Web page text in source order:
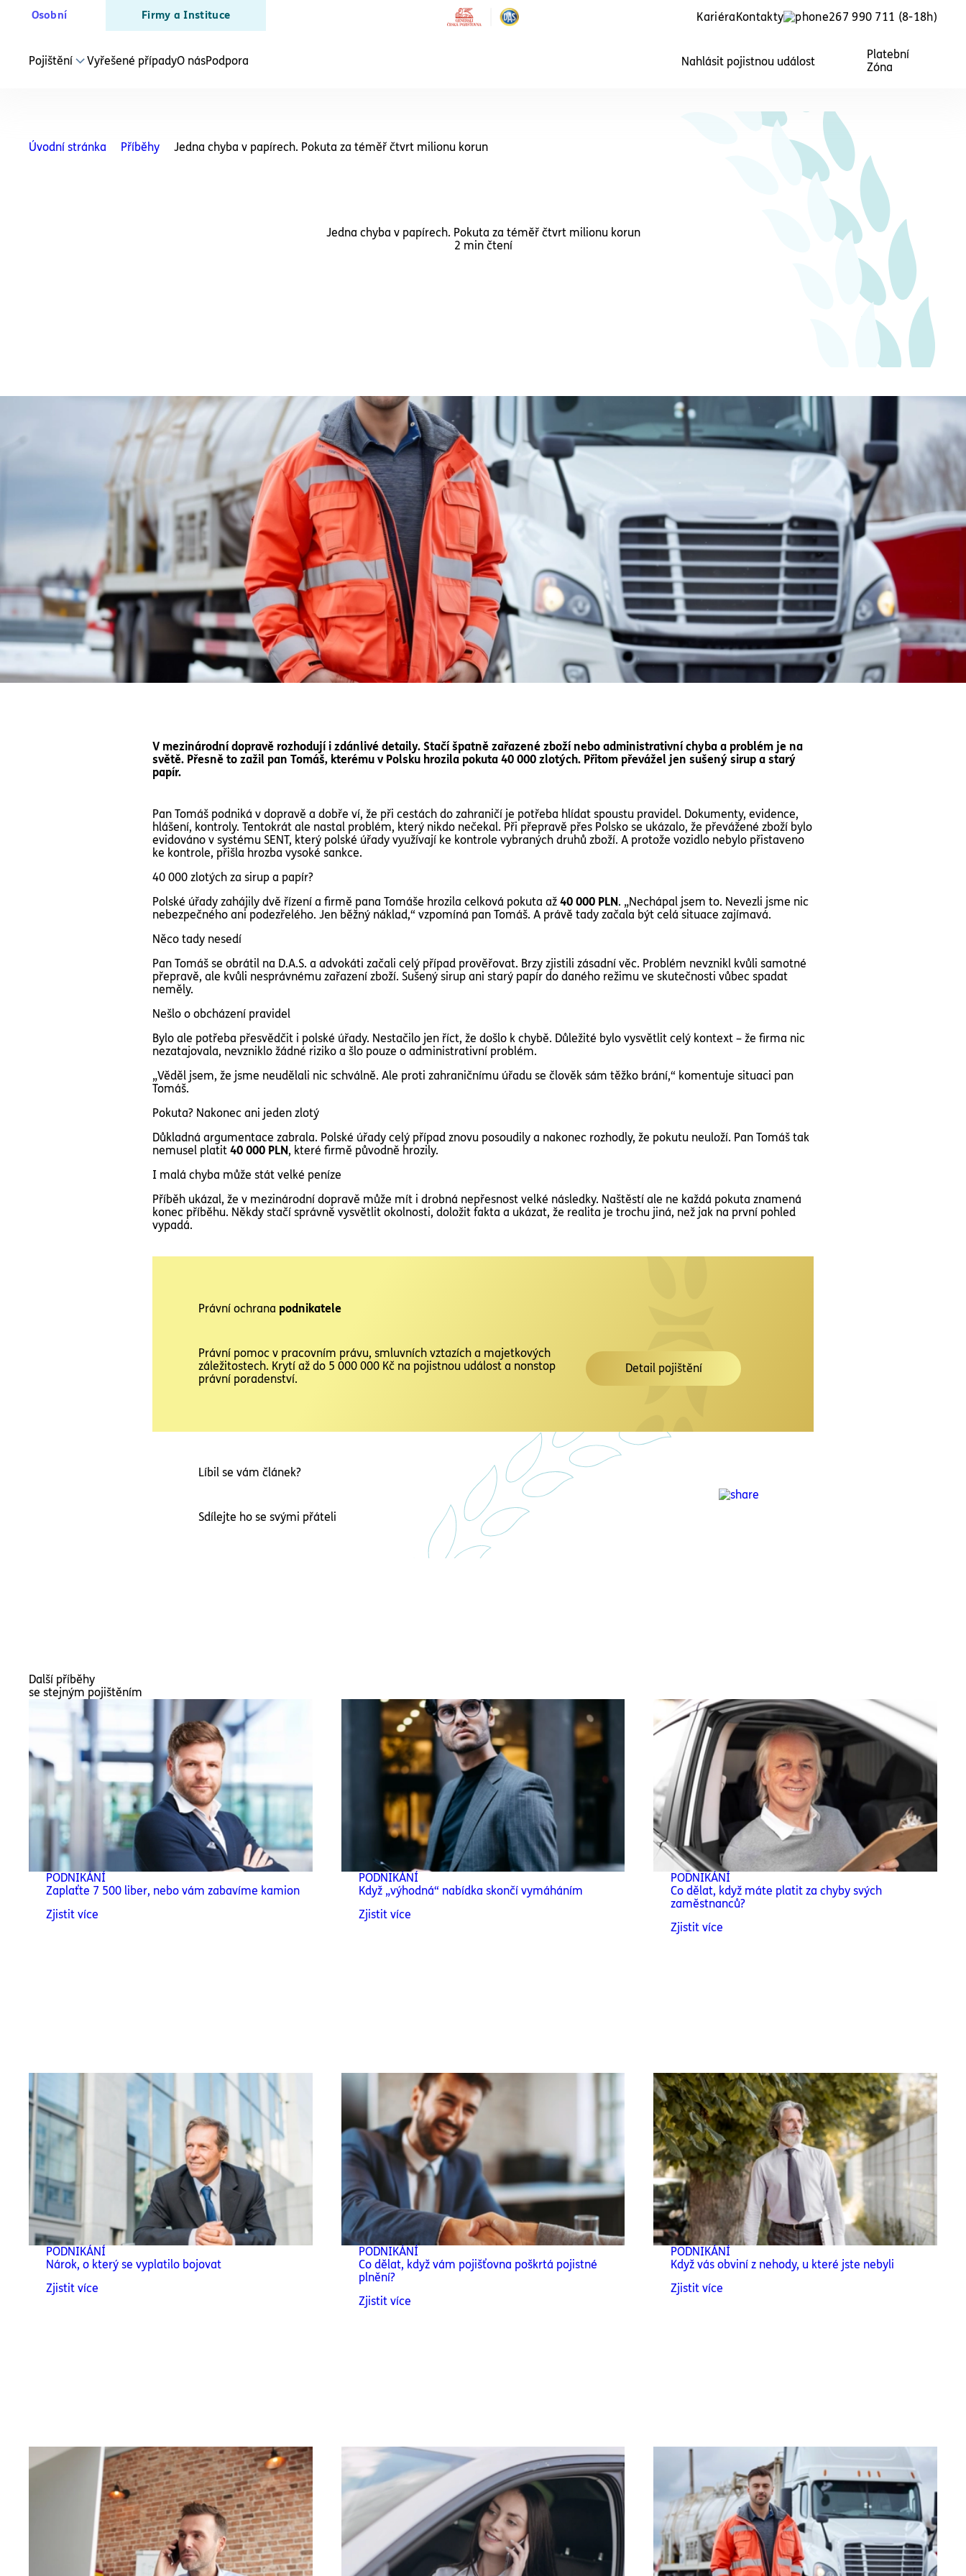
Osobní Firmy a Instituce KariéraKontakty 267 990 711 (8-18h)
Pojištění
Živnostníka a OSVČ
Školy a školky
Právní služby pro školy a školky,
Právní ochrana pro obce
Právní služby pro obce, starosty a
členy zastupitelstev obcí.
Slide 2 of 2
Vyřešené případyO násPodpora Nahlásit pojistnou událost
Platební
Zóna
Úvodní stránka Příběhy Jedna chyba v papírech. Pokuta za téměř čtvrt milionu korun
Jedna chyba v papírech. Pokuta za téměř čtvrt milionu korun
2 min čtení
V mezinárodní dopravě rozhodují i zdánlivé detaily. Stačí špatně zařazené zboží nebo administrativní chyba a problém je na
světě. Přesně to zažil pan Tomáš, kterému v Polsku hrozila pokuta 40 000 zlotých. Přitom převážel jen sušený sirup a starý
papír.
Pan Tomáš podniká v dopravě a dobře ví, že při cestách do zahraničí je potřeba hlídat spoustu pravidel. Dokumenty, evidence,
hlášení, kontroly. Tentokrát ale nastal problém, který nikdo nečekal. Při přepravě přes Polsko se ukázalo, že převážené zboží bylo
evidováno v systému SENT, který polské úřady využívají ke kontrole vybraných druhů zboží. A protože vozidlo nebylo přistaveno
ke kontrole, přišla hrozba vysoké sankce.
40 000 zlotých za sirup a papír?
Polské úřady zahájily dvě řízení a firmě pana Tomáše hrozila celková pokuta až 40 000 PLN. „Nechápal jsem to. Nevezli jsme nic
nebezpečného ani podezřelého. Jen běžný náklad,“ vzpomíná pan Tomáš. A právě tady začala být celá situace zajímavá.
Něco tady nesedí
Pan Tomáš se obrátil na D.A.S. a advokáti začali celý případ prověřovat. Brzy zjistili zásadní věc. Problém nevznikl kvůli samotné
přepravě, ale kvůli nesprávnému zařazení zboží. Sušený sirup ani starý papír do daného režimu ve skutečnosti vůbec spadat
neměly.
Nešlo o obcházení pravidel
Bylo ale potřeba přesvědčit i polské úřady. Nestačilo jen říct, že došlo k chybě. Důležité bylo vysvětlit celý kontext – že firma nic
nezatajovala, nevzniklo žádné riziko a šlo pouze o administrativní problém.
„Věděl jsem, že jsme neudělali nic schválně. Ale proti zahraničnímu úřadu se člověk sám těžko brání,“ komentuje situaci pan
Tomáš.
Pokuta? Nakonec ani jeden zlotý
Důkladná argumentace zabrala. Polské úřady celý případ znovu posoudily a nakonec rozhodly, že pokutu neuloží. Pan Tomáš tak
nemusel platit 40 000 PLN, které firmě původně hrozily.
I malá chyba může stát velké peníze
Příběh ukázal, že v mezinárodní dopravě může mít i drobná nepřesnost velké následky. Naštěstí ale ne každá pokuta znamená
konec příběhu. Někdy stačí správně vysvětlit okolnosti, doložit fakta a ukázat, že realita je trochu jiná, než jak na první pohled
vypadá.
Právní ochrana podnikatele
Právní pomoc v pracovním právu, smluvních vztazích a majetkových
záležitostech. Krytí až do 5 000 000 Kč na pojistnou událost a nonstop
právní poradenství.
Detail pojištění
Líbil se vám článek?
Sdílejte ho se svými přáteli
Další příběhy
se stejným pojištěním
PODNIKÁNÍ
Zaplaťte 7 500 liber, nebo vám zabavíme kamion
Zjistit více
PODNIKÁNÍ
Když „výhodná“ nabídka skončí vymáháním
Zjistit více
PODNIKÁNÍ
Co dělat, když máte platit za chyby svých
zaměstnanců?
Zjistit více
PODNIKÁNÍ
Nárok, o který se vyplatilo bojovat
Zjistit více
PODNIKÁNÍ
Co dělat, když vám pojišťovna poškrtá pojistné
plnění?
Zjistit více
PODNIKÁNÍ
Když vás obviní z nehody, u které jste nebyli
Zjistit více